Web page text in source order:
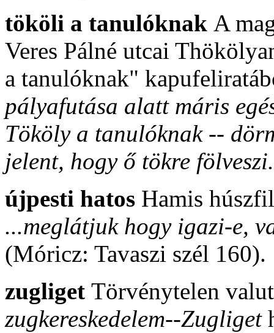
tököli a tanulóknak A
Veres Pálné utcai
a tanulóknak"
pályafutása alatt máris
Tököly a tanulóknak --
jelent, hogy ő tökre
újpesti hatos Hamis
...meglátjuk hogy igazi-e,
(Móricz: Tavaszi szél 160).
zugliget Törvénytelen
zugkereskedelem--Zugliget